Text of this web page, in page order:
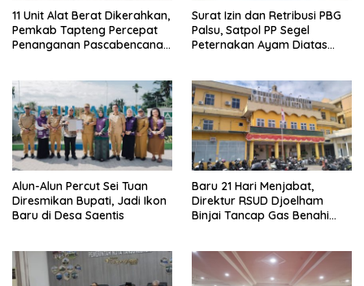
11 Unit Alat Berat Dikerahkan,
Pemkab Tapteng Percepat
Penanganan Pascabencana
Surat Izin dan Retribusi PBG
Palsu, Satpol PP Segel
Peternakan Ayam Diatas
Alun-Alun Percut Sei Tuan
Diresmikan Bupati, Jadi Ikon
Baru di Desa Saentis
Baru 21 Hari Menjabat,
Direktur RSUD Djoelham
Binjai Tancap Gas Benahi